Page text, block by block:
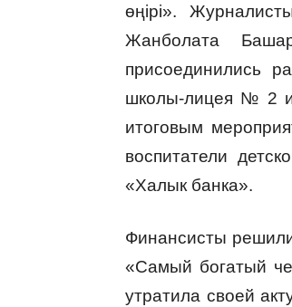
өңірі».
Жанболата
присоединились
школы-лицея № 2
итоговым
воспитатели
«Халык банка».
Финансисты
«Самый богатый
утратила своей